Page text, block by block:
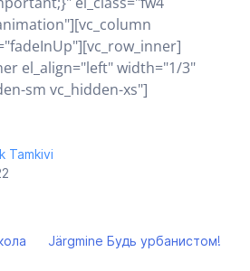
el_align="left" width="1/3"
sm vc_hidden-xs"]
Tamkivi
Järgmine Будь урбанистом!